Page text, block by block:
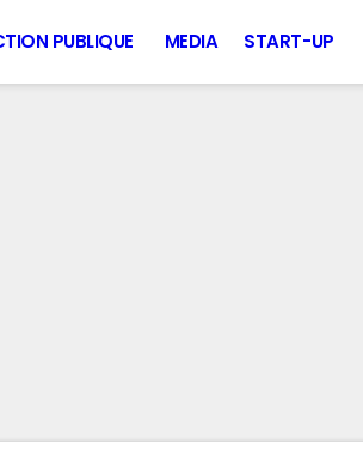
PUBLIQUE MEDIA START-UP